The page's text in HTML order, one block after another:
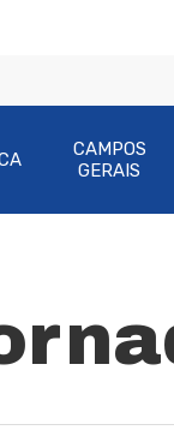
CAMPOS
GERAIS